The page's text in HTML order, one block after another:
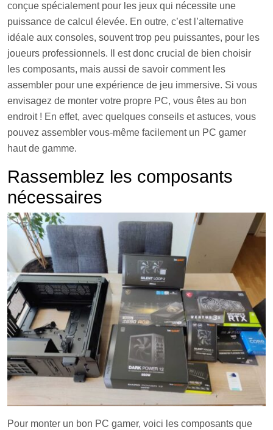
conçue spécialement pour les jeux qui nécessite une
puissance de calcul élevée. En outre, c’est l’alternative
idéale aux consoles, souvent trop peu puissantes, pour les
joueurs professionnels. Il est donc crucial de bien choisir
les composants, mais aussi de savoir comment les
assembler pour une expérience de jeu immersive. Si vous
envisagez de monter votre propre PC, vous êtes au bon
endroit ! En effet, avec quelques conseils et astuces, vous
pouvez assembler vous-même facilement un PC gamer
haut de gamme.
Rassemblez les composants
nécessaires
Pour monter un bon PC gamer, voici les composants que